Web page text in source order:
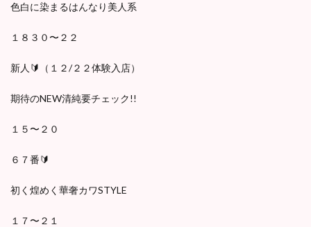
色白に染まるはんなり美人系
１８３０〜２２
新人🔰（１２/２２体験入店）
期待のNEW清純要チェック!!
１５〜２０
６７番🔰
初く煌めく華奢カワSTYLE
１７〜２１